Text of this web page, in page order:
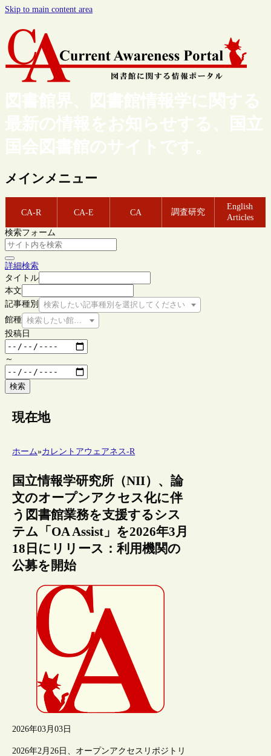
Skip to main content area
図書館界、図書館情報学に関する
最新の情報をお知らせする、国立
国会図書館のサイトです。
メインメニュー
CA-R CA-E CA 調査研究
English
Articles
検索フォーム
詳細検索
タイトル
本文
記事種別
検索したい記事種別を選択してください
館種 検索したい館種を選択してください
投稿日
～
検索
現在地
ホーム»カレントアウェアネス-R
国立情報学研究所（NII）、論
文のオープンアクセス化に伴
う図書館業務を支援するシス
テム「OA Assist」を2026年3月
18日にリリース：利用機関の
公募を開始
2026年03月03日
2026年2月26日、オープンアクセスリポジトリ